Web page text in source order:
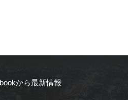
から最新情報